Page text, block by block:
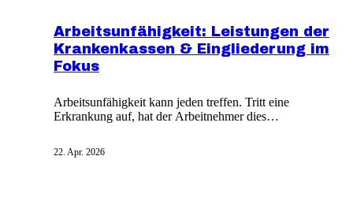
Arbeitsunfähigkeit: Leistungen der
Krankenkassen & Eingliederung im
Fokus
Arbeitsunfähigkeit kann jeden treffen. Tritt eine
Erkrankung auf, hat der Arbeitnehmer dies
Arbeitsunfähigkeitsbescheinigung vorliegen. Je nach
22. Apr. 2026